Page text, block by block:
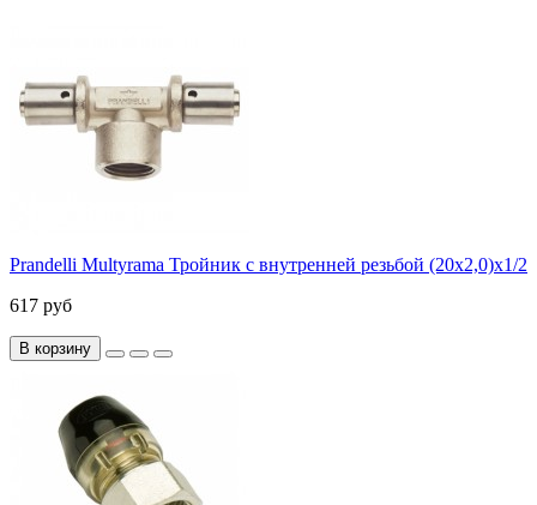
Prandelli Multyrama Тройник с внутренней резьбой (20х2,0)х1/2
617 руб
В корзину